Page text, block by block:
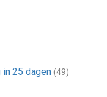
25 dagen (49)